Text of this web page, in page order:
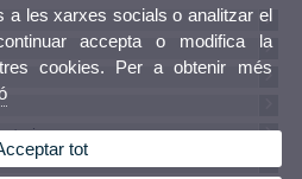
a les xarxes socials o analitzar el
accepta o modifica la
cookies. Per a obtenir més
tot